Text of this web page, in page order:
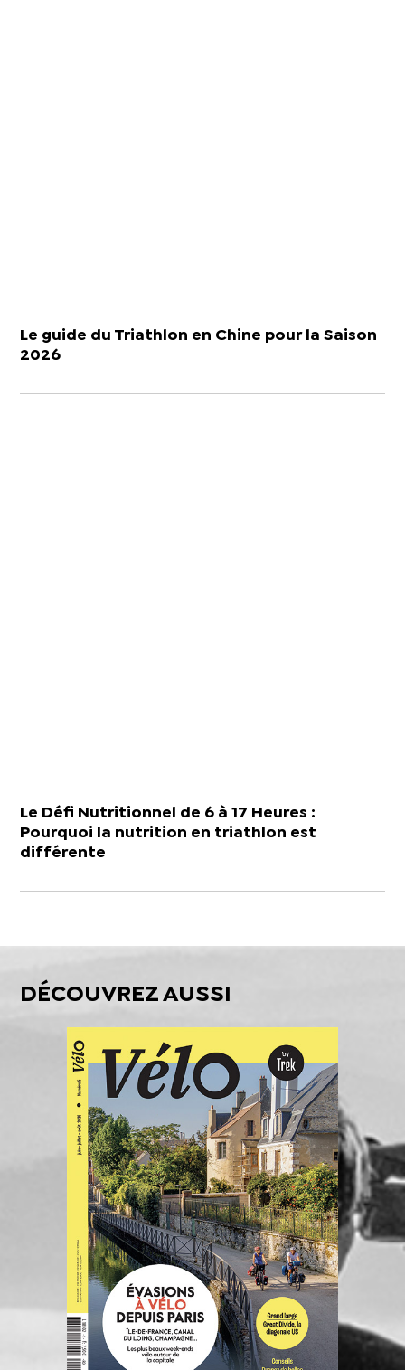
Le guide du Triathlon en Chine pour la Saison
2026
Le Défi Nutritionnel de 6 à 17 Heures :
Pourquoi la nutrition en triathlon est
différente
DÉCOUVREZ AUSSI